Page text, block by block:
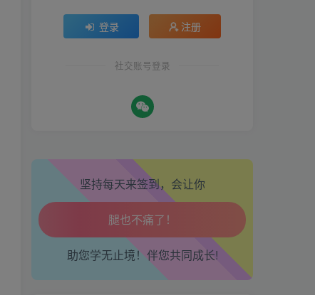
登录 注册
社交账号登录
期魔方会员权益对比，总有
一项适合您！
金手指分析系统，曾经市场
价39800
登录 注册
社交账号登录
坚持每天来签到，会让你
心情也舒畅了！
走路也有劲了！
腿也不痛了！
腰也不酸了！
助您学无止境！伴您共同成长!